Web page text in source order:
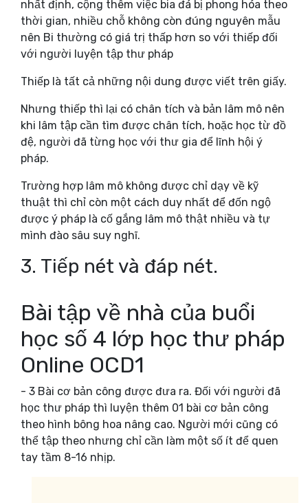
nhất định, cộng thêm việc bia đá bị phong hóa theo
thời gian, nhiều chỗ không còn đúng nguyên mẫu
nên Bi thường có giá trị thấp hơn so với thiếp đối
với người luyện tập thư pháp
Thiếp là tất cả những nội dung được viết trên giấy.
Nhưng thiếp thì lại có chân tích và bản lâm mô nên
khi lâm tập cần tìm được chân tích, hoặc học từ đồ
đệ, người đã từng học với thư gia để lĩnh hội ý
pháp.
Trường hợp lâm mô không được chỉ dạy về kỹ
thuật thì chỉ còn một cách duy nhất để đốn ngộ
được ý pháp là cố gắng lâm mô thật nhiều và tự
mình đào sâu suy nghĩ.
3. Tiếp nét và đáp nét.
Bài tập về nhà của buổi
học số 4 lớp học thư pháp
Online OCD1
- 3 Bài cơ bản công được đưa ra. Đối với người đã
học thư pháp thì luyện thêm 01 bài cơ bản công
theo hình bông hoa nâng cao. Người mới cũng có
thể tập theo nhưng chỉ cần làm một số ít để quen
tay tầm 8-16 nhịp.